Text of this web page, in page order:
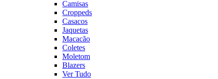
Camisas
Croppeds
Casacos
Jaquetas
Macacão
Coletes
Moletom
Blazers
Ver Tudo